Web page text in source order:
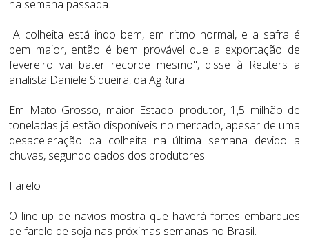
na semana passada.
"A colheita está indo bem, em ritmo normal, e a safra é
bem maior, então é bem provável que a exportação de
fevereiro vai bater recorde mesmo", disse à Reuters a
analista Daniele Siqueira, da AgRural.
Em Mato Grosso, maior Estado produtor, 1,5 milhão de
toneladas já estão disponíveis no mercado, apesar de uma
desaceleração da colheita na última semana devido a
chuvas, segundo dados dos produtores.
Farelo
O line-up de navios mostra que haverá fortes embarques
de farelo de soja nas próximas semanas no Brasil.